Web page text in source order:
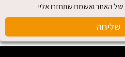
של האתרואשמח שתחזרו אליי
שליחה